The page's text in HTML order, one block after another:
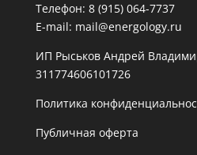
Телефон: 8 (915) 064-7737
E-mail: mail@energology.ru
ИП Рыськов Андрей
311774606101726
Политика
Публичная оферта